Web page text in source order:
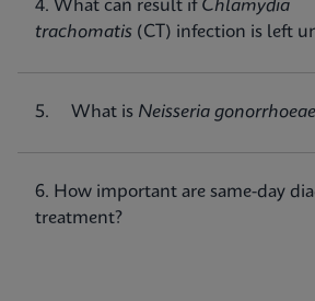
in the urogenital tract and
(pharynx and rectum). (1)
4. What can result if Chlamydia
trachomatis (CT) infection is left
5. What is Neisseria gonorrhoeae
6. How important are same-day
treatment?